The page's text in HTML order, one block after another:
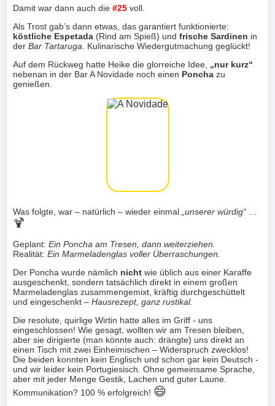
Damit war dann auch die#25 voll.
Als Trost gab’s dann etwas, das garantiert funktionierte:
köstliche Espetada (Rind am Spieß) undfrische Sardinen in
derBar Tartaruga . Kulinarische Wiedergutmachung geglückt!
Auf dem Rückweg hatte Heike die glorreiche Idee, „nur kurz“
nebenan in der Bar A Novidade noch einen Poncha zu
genießen.
Was folgte, war – natürlich – wieder einmal „unserer würdig“
🍹
Geplant:Ein Poncha am Tresen, dann weiterziehen.
Realität:Ein Marmeladenglas voller Überraschungen.
Der Poncha wurde nämlich nicht wie üblich aus einer Karaffe
ausgeschenkt, sondern tatsächlich direkt in einem großen
Marmeladenglas zusammengemixt, kräftig durchgeschüttelt
und eingeschenkt –Hausrezept, ganz rustikal.
Die resolute, quirlige Wirtin hatte alles im Griff - uns
eingeschlossen! Wie gesagt, wollten wir am Tresen bleiben,
aber sie dirigierte (man könnte auch: drängte) uns direkt an
einen Tisch mit zwei Einheimischen – Widerspruch zwecklos!
Die beiden konnten kein Englisch und schon gar kein Deutsch -
und wir leider kein Portugiesisch. Ohne gemeinsame Sprache,
aber mit jeder Menge Gestik, Lachen und guter Laune.
Kommunikation? 100 % erfolgreich! 😄